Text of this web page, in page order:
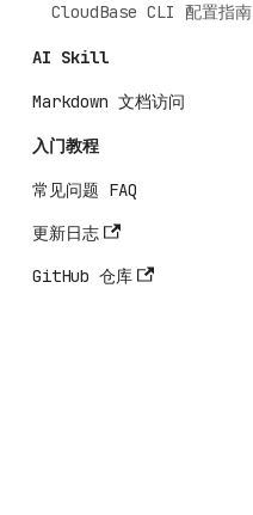
CloudBase CLI 配置指南
AI Skill
Markdown 文档访问
入门教程
常见问题 FAQ
更新日志
GitHub 仓库